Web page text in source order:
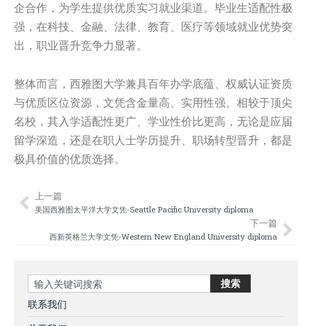
企合作，为学生提供优质实习就业渠道。毕业生适配性极
强，在科技、金融、法律、教育、医疗等领域就业优势突
出，职业晋升竞争力显著。
整体而言，西雅图大学兼具百年办学底蕴、权威认证资质
与优质区位资源，文凭含金量高、实用性强。相较于顶尖
名校，其入学适配性更广、学业性价比更高，无论是应届
留学深造，还是在职人士学历提升、职场转型晋升，都是
极具价值的优质选择。
Prev
上一篇
美国西雅图太平洋大学文凭-Seattle Pacific University diploma
下一篇
西新英格兰大学文凭-Western New England University diploma
Search 搜索
联系我们